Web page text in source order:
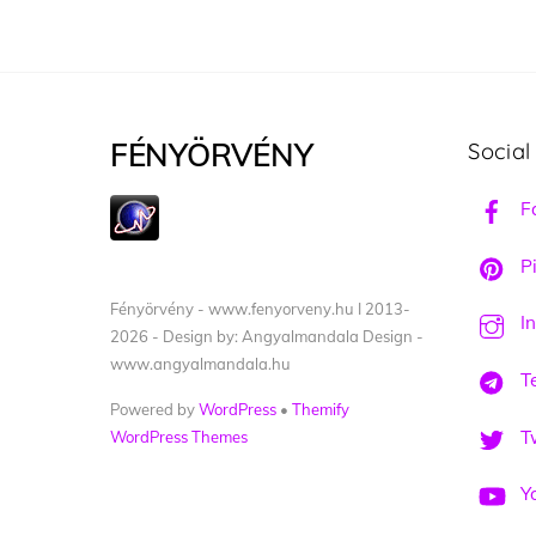
FÉNYÖRVÉNY
Fényörvény - www.fenyorveny.hu I 2013-
2026 - Design by: Angyalmandala Design -
www.angyalmandala.hu
Powered byWordPress • Themify
WordPress Themes
Social